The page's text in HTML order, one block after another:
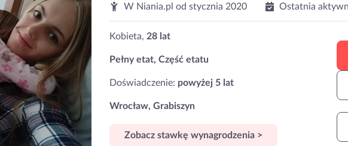
W Niania.pl od stycznia 2020 Ostatnia
Kobieta, 28 lat
Pełny etat, Część etatu
Doświadczenie: powyżej 5 lat
Wrocław, Grabiszyn
Zobacz stawkę wynagrodzenia >